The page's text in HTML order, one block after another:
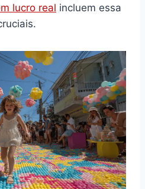
lucro real incluem essa